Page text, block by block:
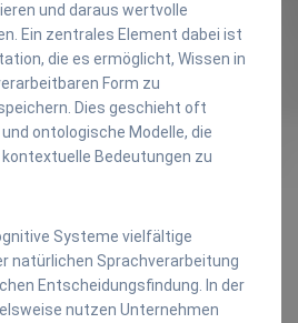
und daraus wertvolle
Ein zentrales Element dabei ist
die es ermöglicht, Wissen in
Form zu
Dies geschieht oft
ontologische Modelle, die
Bedeutungen zu
Systeme vielfältige
natürlichen Sprachverarbeitung
Entscheidungsfindung. In der
nutzen Unternehmen